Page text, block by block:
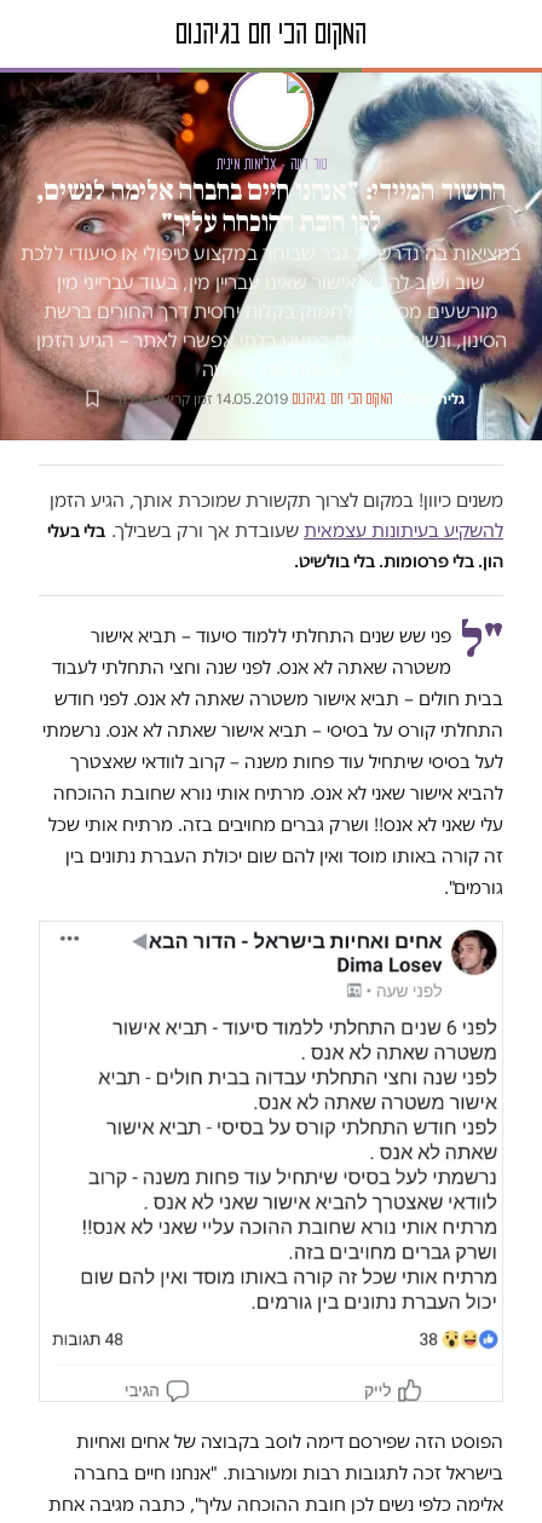
טור דעה · אלימות מינית
החשוד המיידי: "אנחנו חיים בחברה אלימה לנשים,
לכן חובת ההוכחה עליך"
במציאות בה נדרש כל גבר שבוחר במקצוע טיפולי או סיעודי ללכת
שוב ושוב להביא אישור שאינו עבריין מין, בעוד עברייני מין
מורשעים מסוגלים לחמוק בקלות יחסית דרך החורים ברשת
הסינון, ונשים עברייניות כמעט בלתי אפשרי לאתר – הגיע הזמן
לשנות את השיטה
גלית הראלי ·המקום הכי חם בגיהנום 14.05.2019
· זמן קריאה 8 דק׳
משנים כיוון! במקום לצרוך תקשורת שמוכרת אותך, הגיע הזמן
להשקיע בעיתונות עצמאית שעובדת אך ורק בשבילך. בלי בעלי
הון. בלי פרסומות. בלי בולשיט.
"ל פני שש שנים התחלתי ללמוד סיעוד – תביא אישור
משטרה שאתה לא אנס. לפני שנה וחצי התחלתי לעבוד
בבית חולים – תביא אישור משטרה שאתה לא אנס. לפני חודש
התחלתי קורס על בסיסי – תביא אישור שאתה לא אנס. נרשמתי
לעל בסיסי שיתחיל עוד פחות משנה – קרוב לוודאי שאצטרך
להביא אישור שאני לא אנס. מרתיח אותי נורא שחובת ההוכחה
עלי שאני לא אנס!! ושרק גברים מחויבים בזה. מרתיח אותי שכל
זה קורה באותו מוסד ואין להם שום יכולת העברת נתונים בין
גורמים".
הפוסט הזה שפירסם דימה לוסב בקבוצה של אחים ואחיות
בישראל זכה לתגובות רבות ומעורבות. "אנחנו חיים בחברה
אלימה כלפי נשים לכן חובת ההוכחה עליך", כתבה מגיבה אחת